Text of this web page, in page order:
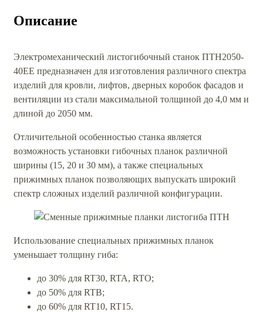
Описание
Электромеханический листогибочный станок ПТН2050-
40ЕЕ предназначен для изготовления различного спектра
изделий для кровли, лифтов, дверных коробок фасадов и
вентиляции из стали максимальной толщиной до 4,0 мм и
длиной до 2050 мм.
Отличительной особенностью станка является
возможность установки гибочных планок различной
ширины (15, 20 и 30 мм), а также специальных
прижимных планок позволяющих выпускать широкий
спектр сложных изделий различной конфигурации.
Использование специальных прижимных планок
уменьшает толщину гиба:
до 30% для RT30, RTA, RTO;
до 50% для RTB;
до 60% для RT10, RT15.